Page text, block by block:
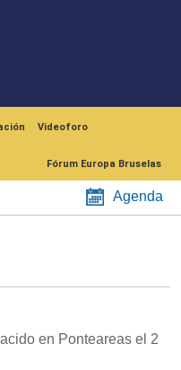
Videoforo
Fórum Europa Bruselas
Agenda
en Ponteareas el 2